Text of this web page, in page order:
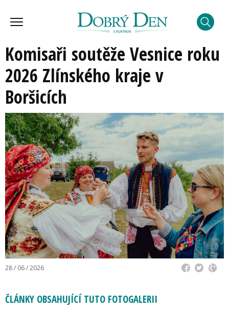
Komisaři soutěže Vesnice roku
2026 Zlínského kraje v
Boršicích
28 / 06 / 2026
ČLÁNKY OBSAHUJÍCÍ TUTO FOTOGALERII